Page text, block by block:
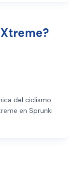
del ciclismo
en Sprunki